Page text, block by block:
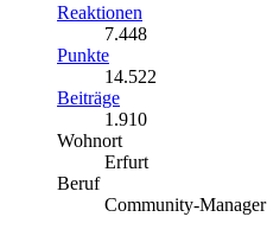
Reaktionen
7.448
Punkte
14.522
Beiträge
1.910
Wohnort
Erfurt
Beruf
Community-Manager